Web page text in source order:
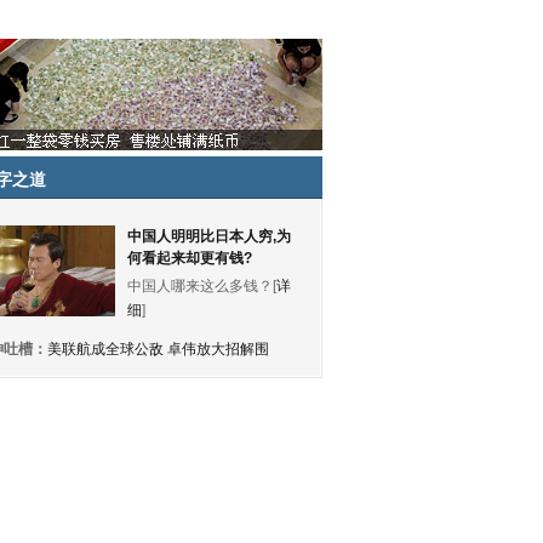
之道
中国人明明比日本人穷,为
何看起来却更有钱?
中国人哪来这么多钱？[详
细]
槽： 美联航成全球公敌 卓伟放大招解围